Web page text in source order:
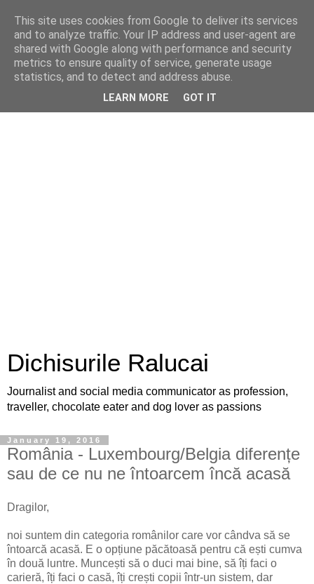
Dichisurile Ralucai
Journalist and social media communicator as profession,
traveller, chocolate eater and dog lover as passions
January 19, 2016
România - Luxembourg/Belgia diferențe
sau de ce nu ne întoarcem încă acasă
Dragilor,
noi suntem din categoria românilor care vor cândva să se
întoarcă acasă. E o opțiune păcătoasă pentru că ești cumva
în două luntre. Muncești să o duci mai bine, să îți faci o
carieră, îți faci o casă, îți crești copii într-un sistem, dar
This site uses cookies from Google to deliver its services
and to analyze traffic. Your IP address and user-agent are
shared with Google along with performance and security
metrics to ensure quality of service, generate usage
statistics, and to detect and address abuse.
LEARN MORE GOT IT